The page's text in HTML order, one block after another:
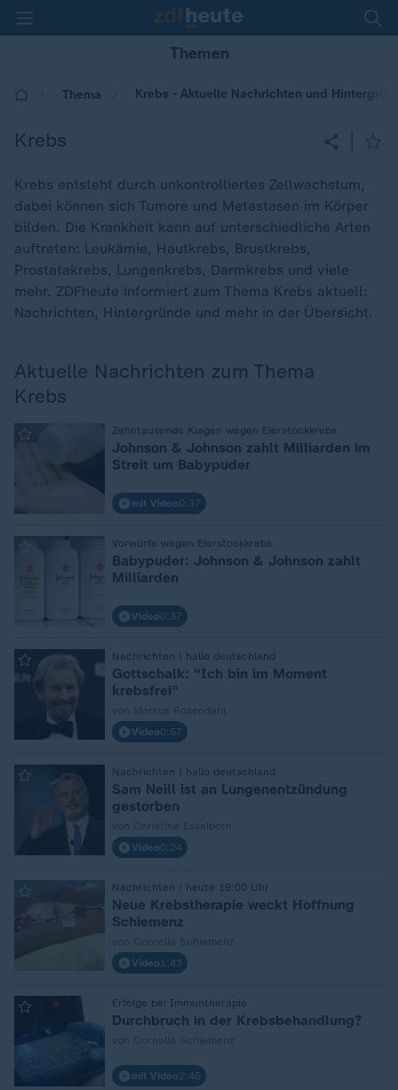
Themen
Thema Krebs - Aktuelle Nachrichten und
Krebs
Krebs entsteht durch unkontrolliertes Zellwachstum,
dabei können sich Tumore und Metastasen im Körper
bilden. Die Krankheit kann auf unterschiedliche Arten
auftreten: Leukämie, Hautkrebs, Brustkrebs,
Prostatakrebs, Lungenkrebs, Darmkrebs und viele
mehr. ZDFheute informiert zum Thema Krebs aktuell:
Nachrichten, Hintergründe und mehr in der Übersicht.
Aktuelle Nachrichten zum Thema
Krebs
Zehntausende Klagen wegen Eierstockkrebs
:
Johnson & Johnson zahlt Milliarden im
Streit um Babypuder
mit Video0:37
Vorwürfe wegen Eierstockkrebs
:
Babypuder: Johnson & Johnson zahlt
Milliarden
Video0:37
Nachrichten | hallo deutschland
:
Gottschalk: "Ich bin im Moment
krebsfrei"
Video0:57
Nachrichten | hallo deutschland
:
Sam Neill ist an Lungenentzündung
gestorben
Video0:24
Nachrichten | heute 19:00 Uhr
:
Neue Krebstherapie weckt Hoffnung
Schiemenz
Video 1:43
Erfolge bei Immuntherapie
: Durchbruch in der Krebsbehandlung?
mit Video2:46